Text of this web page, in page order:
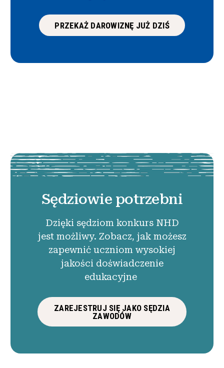
PRZEKAŻ DAROWIZNĘ JUŻ DZIŚ
Sędziowie potrzebni
Dzięki sędziom konkurs NHD
jest możliwy. Zobacz, jak możesz
zapewnić uczniom wysokiej
jakości doświadczenie
edukacyjne
ZAREJESTRUJ SIĘ JAKO SĘDZIA
ZAWODÓW